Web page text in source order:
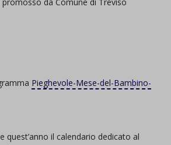
Pieghevole-Mese-del-Bambino-
quest’anno il calendario dedicato al